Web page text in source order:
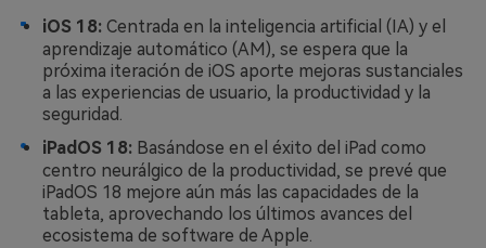
iOS 18: Centrada en la inteligencia artificial (IA) y el
aprendizaje automático (AM), se espera que la
próxima iteración de iOS aporte mejoras sustanciales
a las experiencias de usuario, la productividad y la
seguridad.
iPadOS 18: Basándose en el éxito del iPad como
centro neurálgico de la productividad, se prevé que
iPadOS 18 mejore aún más las capacidades de la
tableta, aprovechando los últimos avances del
ecosistema de software de Apple.